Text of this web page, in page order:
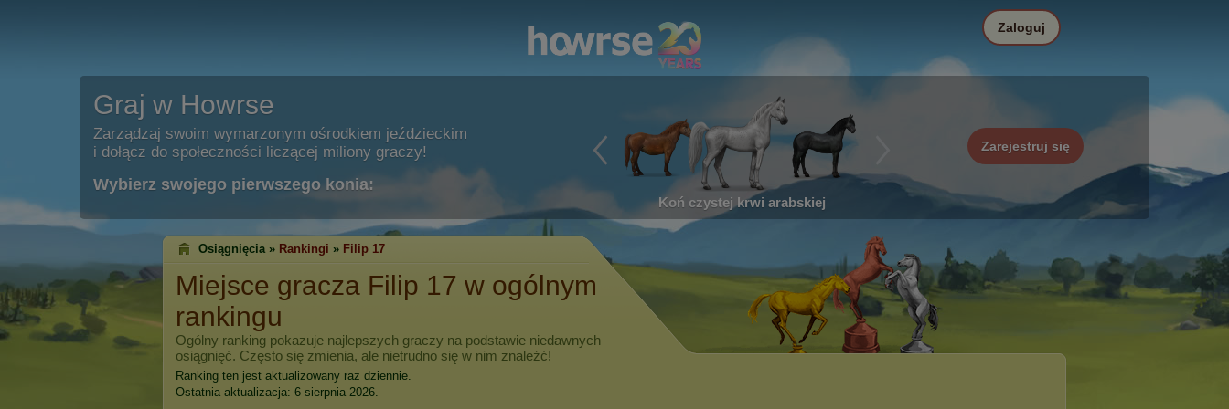
Graj w Howrse
Zarządzaj swoim wymarzonym ośrodkiem jeździeckim
i dołącz do społeczności liczącej miliony graczy!
Wybierz swojego pierwszego konia:
Koń czystej krwi arabskiej
Zarejestruj się
Zaloguj
Osiągnięcia » Rankingi » Filip 17
Miejsce gracza Filip 17 w ogólnym
rankingu
Ogólny ranking pokazuje najlepszych graczy na podstawie niedawnych
osiągnięć. Często się zmienia, ale nietrudno się w nim znaleźć!
Ranking ten jest aktualizowany raz dziennie.
Ostatnia aktualizacja: 6 sierpnia 2026.